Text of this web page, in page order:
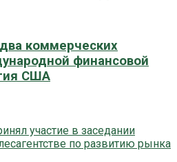
коммерческих
финансовой
США